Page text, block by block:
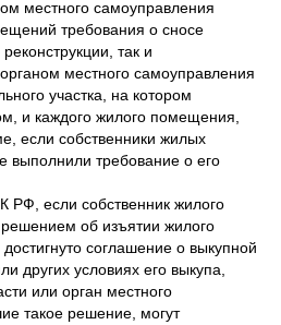
местного самоуправления
требования о сносе
так и
местного самоуправления
участка, на котором
и каждого жилого помещения,
если собственники жилых
требование о его
РФ, если собственник жилого
об изъятии жилого
соглашение о выкупной
других условиях его выкупа,
или орган местного
такое решение, могут